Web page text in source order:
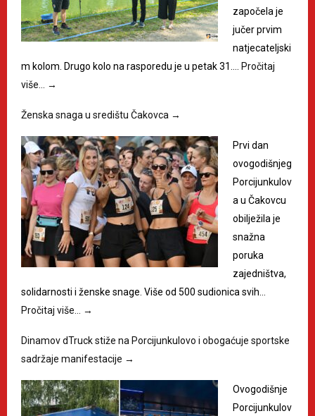
započela je
jučer prvim
natjecateljski
m kolom. Drugo kolo na rasporedu je u petak 31.…
Pročitaj
više…
→
Ženska snaga u središtu Čakovca →
Prvi dan
ovogodišnjeg
Porcijunkulov
a u Čakovcu
obilježila je
snažna
poruka
zajedništva,
solidarnosti i ženske snage. Više od 500 sudionica svih…
Pročitaj više…
→
Dinamov dTruck stiže na Porcijunkulovo i obogaćuje sportske
sadržaje manifestacije →
Ovogodišnje
Porcijunkulov